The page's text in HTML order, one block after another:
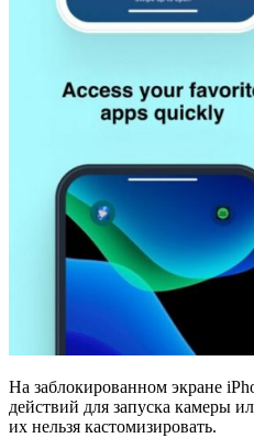
На заблокированном экране
действий для запуска камеры
их нельзя кастомизировать.